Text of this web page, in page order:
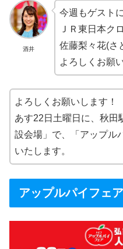
c
e
b
o
o
k
e
n
a
ck
et
酒井
今週もゲスト
ＪＲ東日本ク
佐藤梨々花(さ
よろしくお願
よろしくお願いします！
あす22日土曜日に、秋田
設会場」で、「アップル
いたします。
アップルパイフェア